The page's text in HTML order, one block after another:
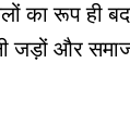
का रूप ही
जड़ों और